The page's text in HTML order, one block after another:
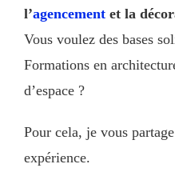
l’agencement et la
Vous voulez des bases
Formations en
d’espace ?
Pour cela, je vous
expérience.